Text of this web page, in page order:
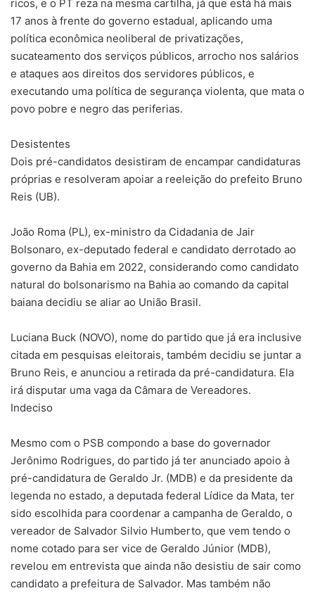
ricos, e o PT reza na mesma cartilha, já que está há mais
17 anos à frente do governo estadual, aplicando uma
política econômica neoliberal de privatizações,
sucateamento dos serviços públicos, arrocho nos salários
e ataques aos direitos dos servidores públicos, e
executando uma política de segurança violenta, que mata o
povo pobre e negro das periferias.
Desistentes
Dois pré-candidatos desistiram de encampar candidaturas
próprias e resolveram apoiar a reeleição do prefeito Bruno
Reis (UB).
João Roma (PL), ex-ministro da Cidadania de Jair
Bolsonaro, ex-deputado federal e candidato derrotado ao
governo da Bahia em 2022, considerando como candidato
natural do bolsonarismo na Bahia ao comando da capital
baiana decidiu se aliar ao União Brasil.
Luciana Buck (NOVO), nome do partido que já era inclusive
citada em pesquisas eleitorais, também decidiu se juntar a
Bruno Reis, e anunciou a retirada da pré-candidatura. Ela
irá disputar uma vaga da Câmara de Vereadores.
Indeciso
Mesmo com o PSB compondo a base do governador
Jerônimo Rodrigues, do partido já ter anunciado apoio à
pré-candidatura de Geraldo Jr. (MDB) e da presidente da
legenda no estado, a deputada federal Lídice da Mata, ter
sido escolhida para coordenar a campanha de Geraldo, o
vereador de Salvador Silvio Humberto, que vem tendo o
nome cotado para ser vice de Geraldo Júnior (MDB),
revelou em entrevista que ainda não desistiu de sair como
candidato a prefeitura de Salvador. Mas também não